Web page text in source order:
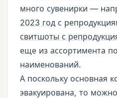
много сувенирки —
2023 год с
свитшоты с
еще из ассортимента
наименований.
А поскольку основная
эвакуирована, то